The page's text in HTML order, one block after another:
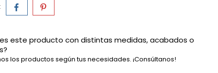
este producto con distintas medidas, acabados o
los productos según tus necesidades. ¡Consúltanos!